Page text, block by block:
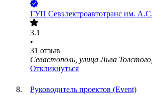
ГУП Севэлектроавтотранс им.
3.1
•
31 отзыв
Севастополь, улица Льва
Откликнуться
Руководитель проектов (Event)